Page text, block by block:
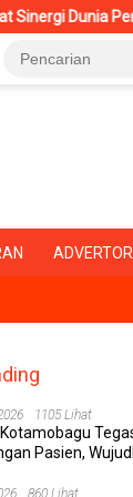
Pendidikan dan
1105 Lihat
Kotamobagu
Pasien,